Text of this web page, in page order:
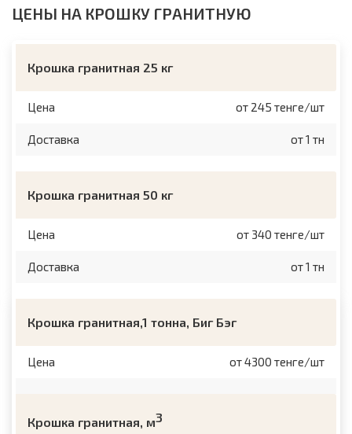
ЦЕНЫ НА КРОШКУ ГРАНИТНУЮ
Крошка гранитная 25 кг
Цена от 245 тенге/шт
Доставка от 1 тн
Крошка гранитная 50 кг
Цена от 340 тенге/шт
Доставка от 1 тн
Крошка гранитная,1 тонна, Биг Бэг
Цена от 4300 тенге/шт
Крошка гранитная, м3